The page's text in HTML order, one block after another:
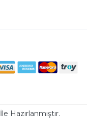
İle Hazırlanmıştır.